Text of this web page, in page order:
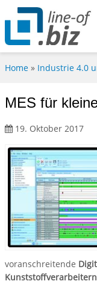
Home » Industrie 4.0
MES für
19. Oktober 2017
voranschreitende
Kunststoffverarbeitern